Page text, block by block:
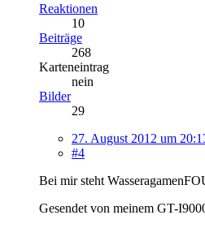
Reaktionen
10
Beiträge
268
Karteneintrag
nein
Bilder
29
27. August 2012 um
#4
Bei mir steht
Gesendet von meinem GT-